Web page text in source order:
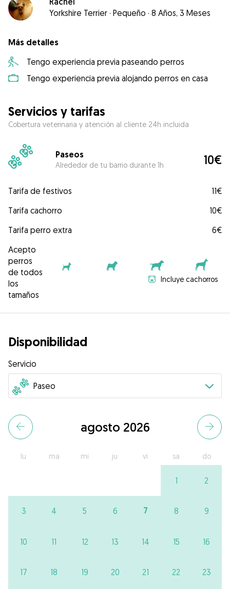
Yorkshire Terrier · Pequeño · 8 Años, 3 Meses
Más detalles
Tengo experiencia previa paseando perros
Tengo experiencia previa alojando perros en casa
Servicios y tarifas
Cobertura veterinaria y atención al cliente 24h incluida
Paseos
Alrededor de tu barrio durante 1h 10€
Tarifa de festivos
11€
Tarifa cachorro
10€
Tarifa perro extra
6€
Acepto
perros
de todos
los
tamaños
Incluye cachorros
Disponibilidad
Servicio
agosto 2026
lu ma mi ju vi sa do
1 2
3 4 5 6 7 8 9
10 11 12 13 14 15 16
17 18 19 20 21 22 23